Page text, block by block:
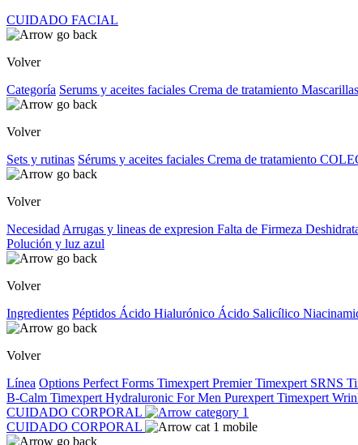
CUIDADO FACIAL
Volver
Categoría Serums y aceites faciales Crema de tratamiento Mascarillas
Volver
Sets y rutinas Sérums y aceites faciales Crema de tratamiento
Volver
Necesidad Arrugas y lineas de expresion Falta de Firmeza
Polución y luz azul
Volver
Ingredientes Péptidos Ácido Hialurónico Ácido Salicílico
Volver
Línea Options Perfect Forms Timexpert PremierTimexpert SRNS
B-Calm Timexpert Hydraluronic For Men Purexpert Timexpert
CUIDADO CORPORAL
CUIDADO CORPORAL